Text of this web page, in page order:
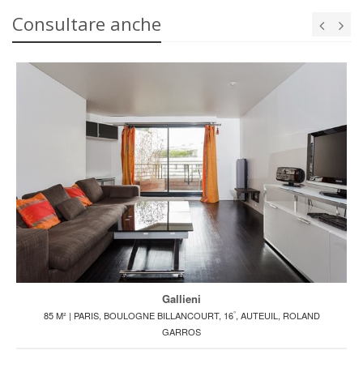
Consultare anche
Gallieni
85 M² | PARIS, BOULOGNE BILLANCOURT, 16°, AUTEUIL, ROLAND
GARROS